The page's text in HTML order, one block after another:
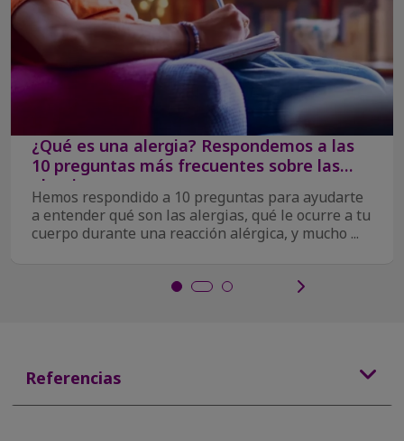
¿Qué es una alergia? Respondemos a las
10 preguntas más frecuentes sobre las
alergias
Hemos respondido a 10 preguntas para ayudarte
a entender qué son las alergias, qué le ocurre a tu
cuerpo durante una reacción alérgica, y mucho ...
Referencias